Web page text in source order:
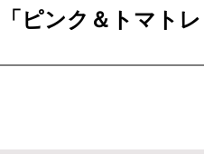
ピンク＆トマト